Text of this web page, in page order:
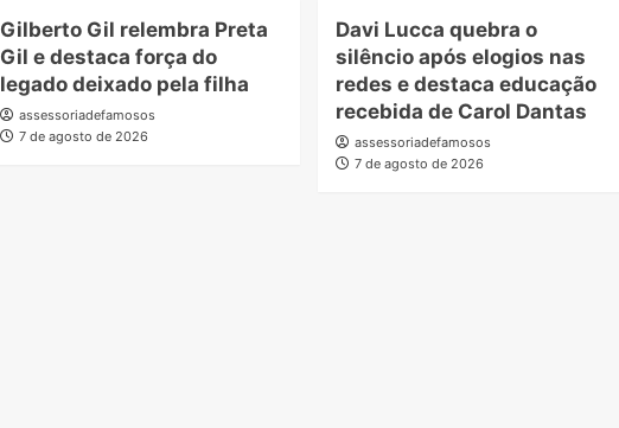
Gilberto Gil relembra Preta
Gil e destaca força do
legado deixado pela filha
assessoriadefamosos
7 de agosto de 2026
Davi Lucca quebra o
silêncio após elogios nas
redes e destaca educação
recebida de Carol Dantas
assessoriadefamosos
7 de agosto de 2026